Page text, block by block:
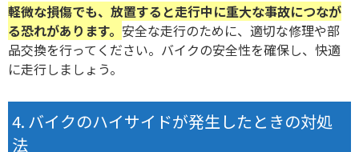
軽微な損傷でも、放置すると走行中に重大な事故につなが
る恐れがあります。 安全な走行のために、適切な修理や部
品交換を行ってください。バイクの安全性を確保し、快適
に走行しましょう。
バイクのハイサイドが発生したときの対処
法